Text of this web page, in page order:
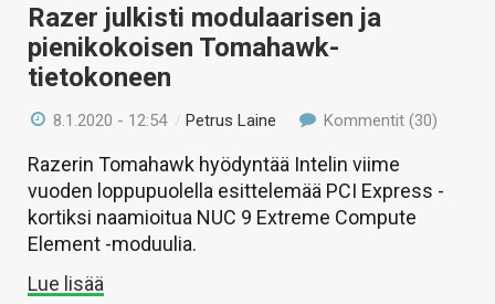
Razer julkisti modulaarisen ja
pienikokoisen Tomahawk-
tietokoneen
8.1.2020 - 12:54 /Petrus Laine Kommentit (30)
Razerin Tomahawk hyödyntää Intelin viime
vuoden loppupuolella esittelemää PCI Express -
kortiksi naamioitua NUC 9 Extreme Compute
Element -moduulia.
Lue lisää